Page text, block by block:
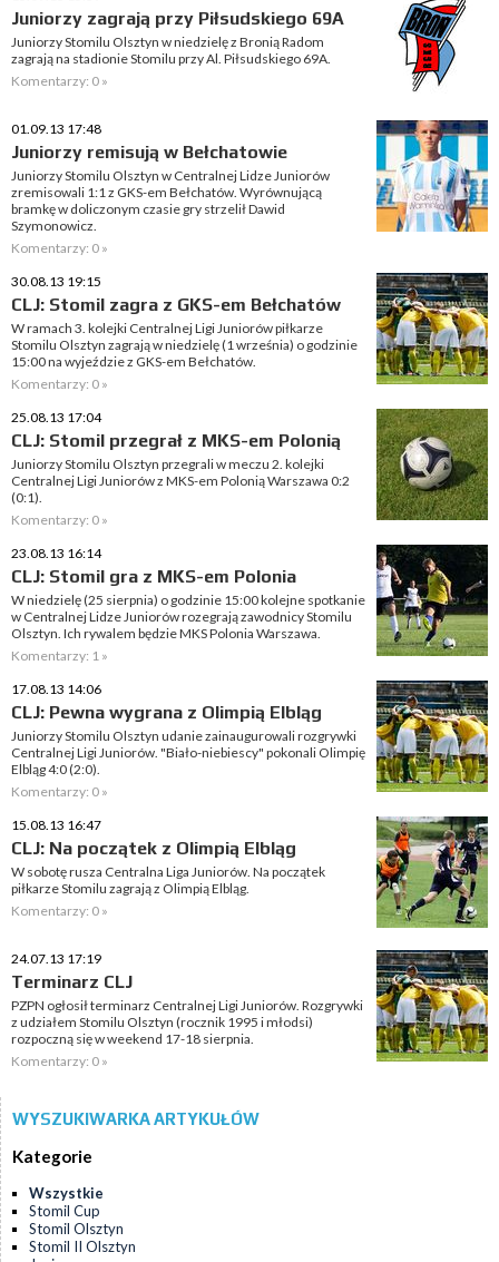
Juniorzy zagrają przy Piłsudskiego 69A
Juniorzy Stomilu Olsztyn w niedzielę z Bronią Radom
zagrają na stadionie Stomilu przy Al. Piłsudskiego 69A.
Komentarzy: 0 »
01.09.13 17:48
Juniorzy remisują w Bełchatowie
Juniorzy Stomilu Olsztyn w Centralnej Lidze Juniorów
zremisowali 1:1 z GKS-em Bełchatów. Wyrównującą
bramkę w doliczonym czasie gry strzelił Dawid
Szymonowicz.
Komentarzy: 0 »
30.08.13 19:15
CLJ: Stomil zagra z GKS-em Bełchatów
W ramach 3. kolejki Centralnej Ligi Juniorów piłkarze
Stomilu Olsztyn zagrają w niedzielę (1 września) o godzinie
15:00 na wyjeździe z GKS-em Bełchatów.
Komentarzy: 0 »
25.08.13 17:04
CLJ: Stomil przegrał z MKS-em Polonią
Juniorzy Stomilu Olsztyn przegrali w meczu 2. kolejki
Centralnej Ligi Juniorów z MKS-em Polonią Warszawa 0:2
(0:1).
Komentarzy: 0 »
23.08.13 16:14
CLJ: Stomil gra z MKS-em Polonia
W niedzielę (25 sierpnia) o godzinie 15:00 kolejne spotkanie
w Centralnej Lidze Juniorów rozegrają zawodnicy Stomilu
Olsztyn. Ich rywalem będzie MKS Polonia Warszawa.
Komentarzy: 1 »
17.08.13 14:06
CLJ: Pewna wygrana z Olimpią Elbląg
Juniorzy Stomilu Olsztyn udanie zainaugurowali rozgrywki
Centralnej Ligi Juniorów. "Biało-niebiescy" pokonali Olimpię
Elbląg 4:0 (2:0).
Komentarzy: 0 »
15.08.13 16:47
CLJ: Na początek z Olimpią Elbląg
W sobotę rusza Centralna Liga Juniorów. Na początek
piłkarze Stomilu zagrają z Olimpią Elbląg.
Komentarzy: 0 »
24.07.13 17:19
Terminarz CLJ
PZPN ogłosił terminarz Centralnej Ligi Juniorów. Rozgrywki
z udziałem Stomilu Olsztyn (rocznik 1995 i młodsi)
rozpoczną się w weekend 17-18 sierpnia.
Komentarzy: 0 »
WYSZUKIWARKA ARTYKUŁÓW
Kategorie
Wszystkie
Stomil Cup
Stomil Olsztyn
Stomil II Olsztyn